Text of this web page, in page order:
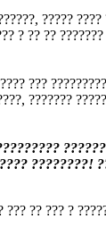
?????
? ?? ??
???
???????
????????!
?? ??? ?